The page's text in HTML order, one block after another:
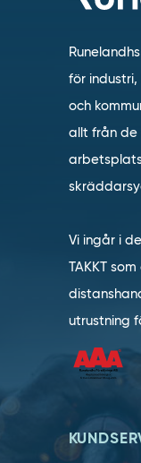
för
och
allt från de
Vi ingår i
TAKKT
utrustning